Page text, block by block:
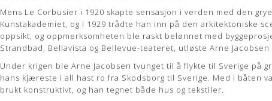
Mens Le Corbusier i 1920 skapte sensasjon i verden med den
Kunstakademiet, og i 1929 trådte han inn på den arkitektoniske
oppsikt, og oppmerksomheten ble raskt belønnet med
Strandbad, Bellavista og Bellevue-teateret, utløste Arne
Under krigen ble Arne Jacobsen tvunget til å flykte til Sverige på
hans kjæreste i all hast ro fra Skodsborg til Sverige. Med i båten
brukt konstruktivt, og han tegnet både hus og tekstiler.